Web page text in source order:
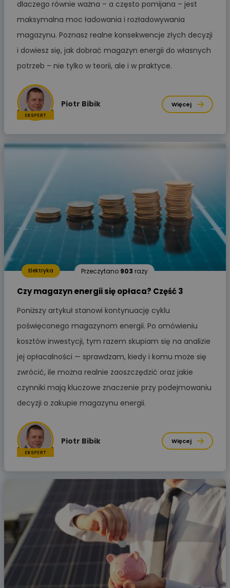
dlaczego równie ważna – a często pomijana – jest
maksymalna moc ładowania i rozładowywania
magazynu. Poznasz realne konsekwencje złych decyzji
i dowiesz się, jak dobrać magazyn energii do własnych
potrzeb – nie tylko w teorii, ale i w praktyce.
Piotr Bibik Więcej
Elektryka Przeczytano 903 razy
Czy magazyn energii się opłaca? Część 3
Poniższy artykuł stanowi kontynuację cyklu
poświęconego magazynom energii. Po omówieniu
kosztów inwestycji, tym razem skupiam się na analizie
jej opłacalności — sprawdzam, kiedy i komu może się
zwrócić, ile można realnie zaoszczędzić oraz jakie
czynniki mają kluczowe znaczenie przy podejmowaniu
decyzji o zakupie magazynu energii.
Piotr Bibik Więcej